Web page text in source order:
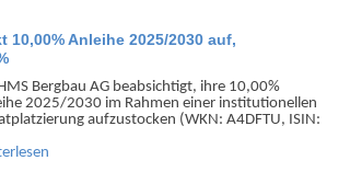
10,00% Anleihe 2025/2030 auf,
Bergbau AG beab­sichtigt, ihre 10,00%
2025/2030 im Rahmen einer institu­tionellen
aufzu­stocken (WKN: A4DFTU, ISIN: